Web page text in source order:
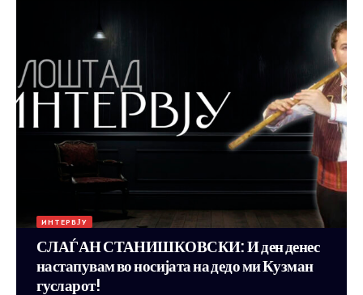
ИНТЕРВЈУ
СЛАЃАН СТАНИШКОВСКИ: И ден денес
настапувам во носијата на дедо ми Кузман
гусларот!